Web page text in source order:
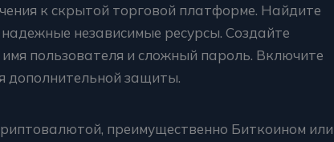
к скрытой торговой платформе. Найдите
независимые ресурсы. Создайте
пользователя и сложный пароль. Включите
дополнительной защиты.
преимущественно Биткоином или